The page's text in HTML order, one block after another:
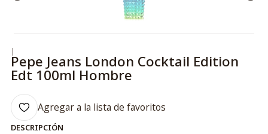
|
Pepe Jeans London Cocktail Edition
Edt 100ml Hombre
Agregar a la lista de favoritos
DESCRIPCIÓN